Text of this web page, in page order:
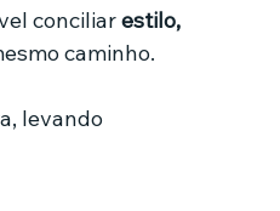
conciliar estilo,
caminho.
levando